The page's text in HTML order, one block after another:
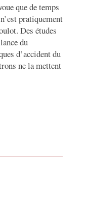
que de temps
pratiquement
Des études
du
d’accident du
ne la mettent